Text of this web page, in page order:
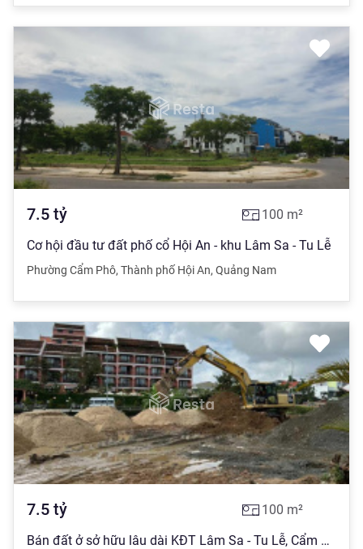
7.5 tỷ 100 m²
Cơ hội đầu tư đất phố cổ Hội An - khu Lâm Sa - Tu Lễ
Phường Cẩm Phô, Thành phố Hội An, Quảng Nam
7.5 tỷ 100 m²
Bán đất ở sở hữu lâu dài KĐT Lâm Sa - Tu Lễ, Cẩm Phô, Hội An. 7,5 tỷ